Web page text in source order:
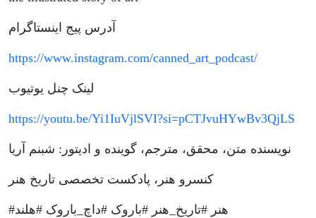
آدرس پیج اینستاگرام
https://www.instagram.com/canned_art_podcast/
لینک چنل یوتیوب
https://youtu.be/Yi1IuVjlSVI?si=pCTJvuHYwBv3QjLS
نویسنده متن، محقق، مترجم، گوینده و ادیتور: شبنم آریا
کنسرو هنر، پادکست تخصصی تاریخ هنر
#هنر #تاریخ_هنر #باروک #داچ_باروک #هلند